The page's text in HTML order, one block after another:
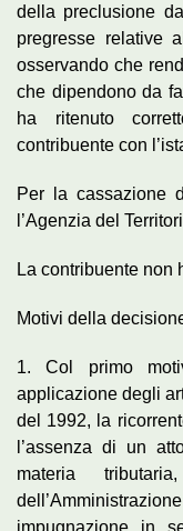
della preclusione
pregresse relative
osservando che
che dipendono da
ha ritenuto
contribuente con
Per la cassazione
l’Agenzia del
La contribuente non
Motivi della
1. Col primo
applicazione degli
del 1992, la
l’assenza di un
materia
impugnazione in